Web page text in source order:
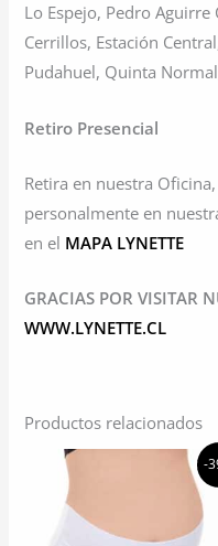
Lo Espejo, Pedro Aguirre
Cerrillos, Estación
Pudahuel, Quinta
Retiro Presencial
Retira en nuestra
personalmente en
en el MAPA LYNETTE
GRACIAS POR VISITAR
WWW.LYNETTE.CL
Productos relacionados
-